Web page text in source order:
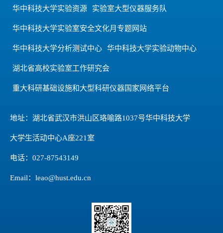
华中科技大学实验资源 实验室大型仪器服务队
华中科技大学实验室安全文化月专题网站
华中科技大学分析测试中心 华中科技大学实验动物中心
湖北省高校实验室工作研究会
重大科研基础设施和大型科研仪器国家网络平台
地址：湖北省武汉市洪山区珞喻路1037号华中科技大学
大学生活动中心A座221室
电话：027-87543149
Email：leao@hust.edu.cn